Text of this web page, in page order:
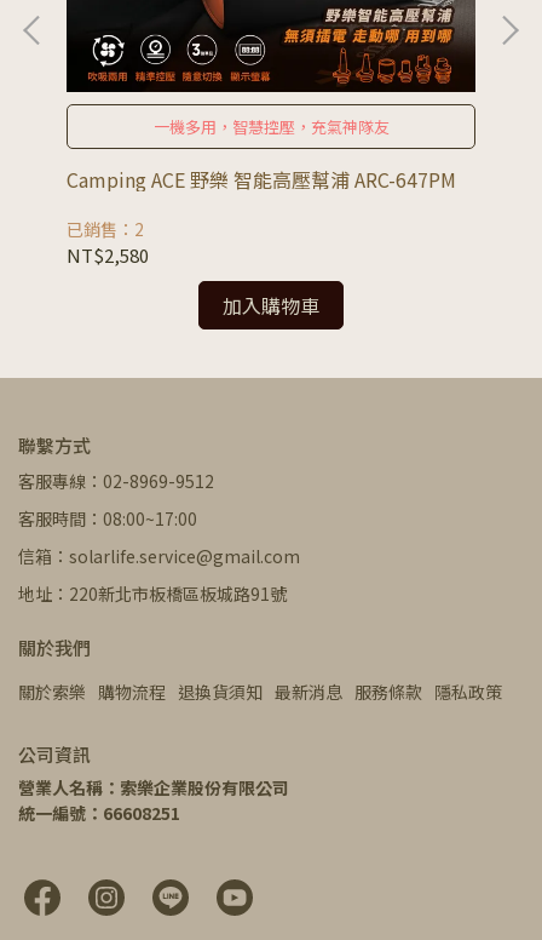
一機多用，智慧控壓，充氣神隊友
Camping ACE 野樂 智能高壓幫浦 ARC-647PM
已銷售：2
NT$2,580
加入購物車
聯繫方式
客服專線：02-8969-9512
客服時間：08:00~17:00
信箱：solarlife.service@gmail.com
地址：220新北市板橋區板城路91號
關於我們
關於索樂 購物流程 退換貨須知 最新消息 服務條款 隱私政策
公司資訊
營業人名稱：索樂企業股份有限公司
統一編號：66608251